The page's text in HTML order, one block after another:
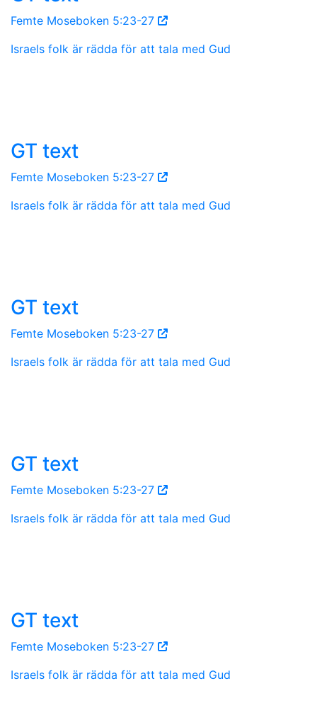
Femte Moseboken 5:23-27
Israels folk är rädda för att tala med Gud
GT text
Femte Moseboken 5:23-27
Israels folk är rädda för att tala med Gud
GT text
Femte Moseboken 5:23-27
Israels folk är rädda för att tala med Gud
GT text
Femte Moseboken 5:23-27
Israels folk är rädda för att tala med Gud
GT text
Femte Moseboken 5:23-27
Israels folk är rädda för att tala med Gud